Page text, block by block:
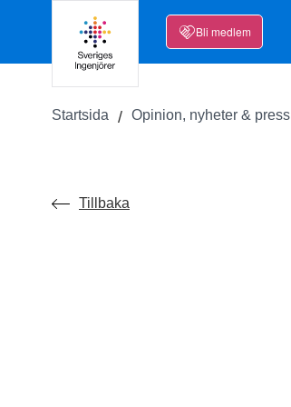
Bli medlem
Startsida Opinion, nyheter & press
Tillbaka